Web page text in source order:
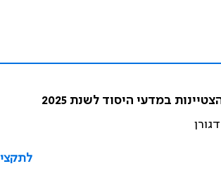
במדעי היסוד לשנת 2025